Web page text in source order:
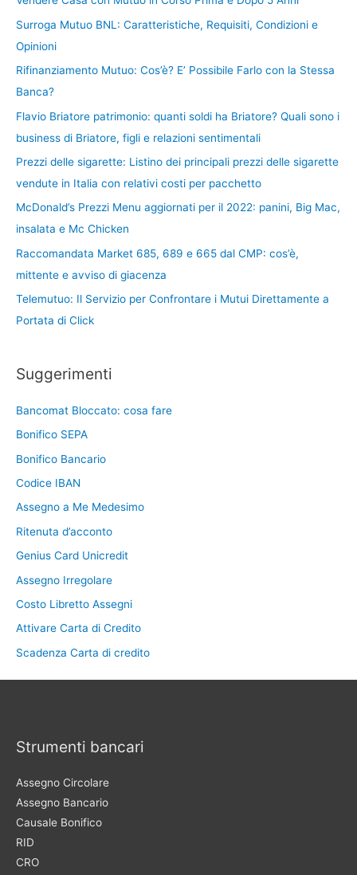
Surroga Mutuo BNL: Caratteristiche, Requisiti, Condizioni e
Opinioni
Rifinanziamento Mutuo: Cos’è? E’ Possibile Farlo con la Stessa
Banca?
Flavio Briatore patrimonio: quanti soldi ha Briatore? Quali sono i
business di Briatore, figli e relazioni sentimentali
Prezzi delle sigarette: Listino dei principali prezzi delle sigarette
vendute in Italia con relativi costi per pacchetto
McDonald’s Prezzi Menu aggiornati per il 2022: panini, Big Mac,
insalata e Mc Chicken
Raccomandata Market 685, 689 e 665 dal CMP: cos’è,
mittente e avviso di giacenza
Telemutuo: Il Servizio per Confrontare i Mutui Direttamente a
Portata di Click
Suggerimenti
Bancomat Bloccato: cosa fare
Bonifico SEPA
Bonifico Bancario
Codice IBAN
Assegno a Me Medesimo
Ritenuta d’acconto
Genius Card Unicredit
Assegno Irregolare
Costo Libretto Assegni
Attivare Carta di Credito
Scadenza Carta di credito
Strumenti bancari
Assegno Circolare
Assegno Bancario
Causale Bonifico
RID
CRO